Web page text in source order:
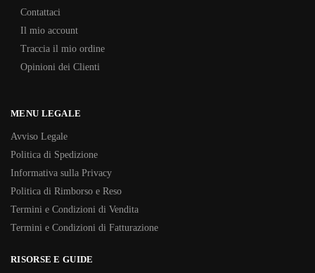
Contattaci
Il mio account
Traccia il mio ordine
Opinioni dei Clienti
MENU LEGALE
Avviso Legale
Politica di Spedizione
Informativa sulla Privacy
Politica di Rimborso e Reso
Termini e Condizioni di Vendita
Termini e Condizioni di Fatturazione
RISORSE E GUIDE